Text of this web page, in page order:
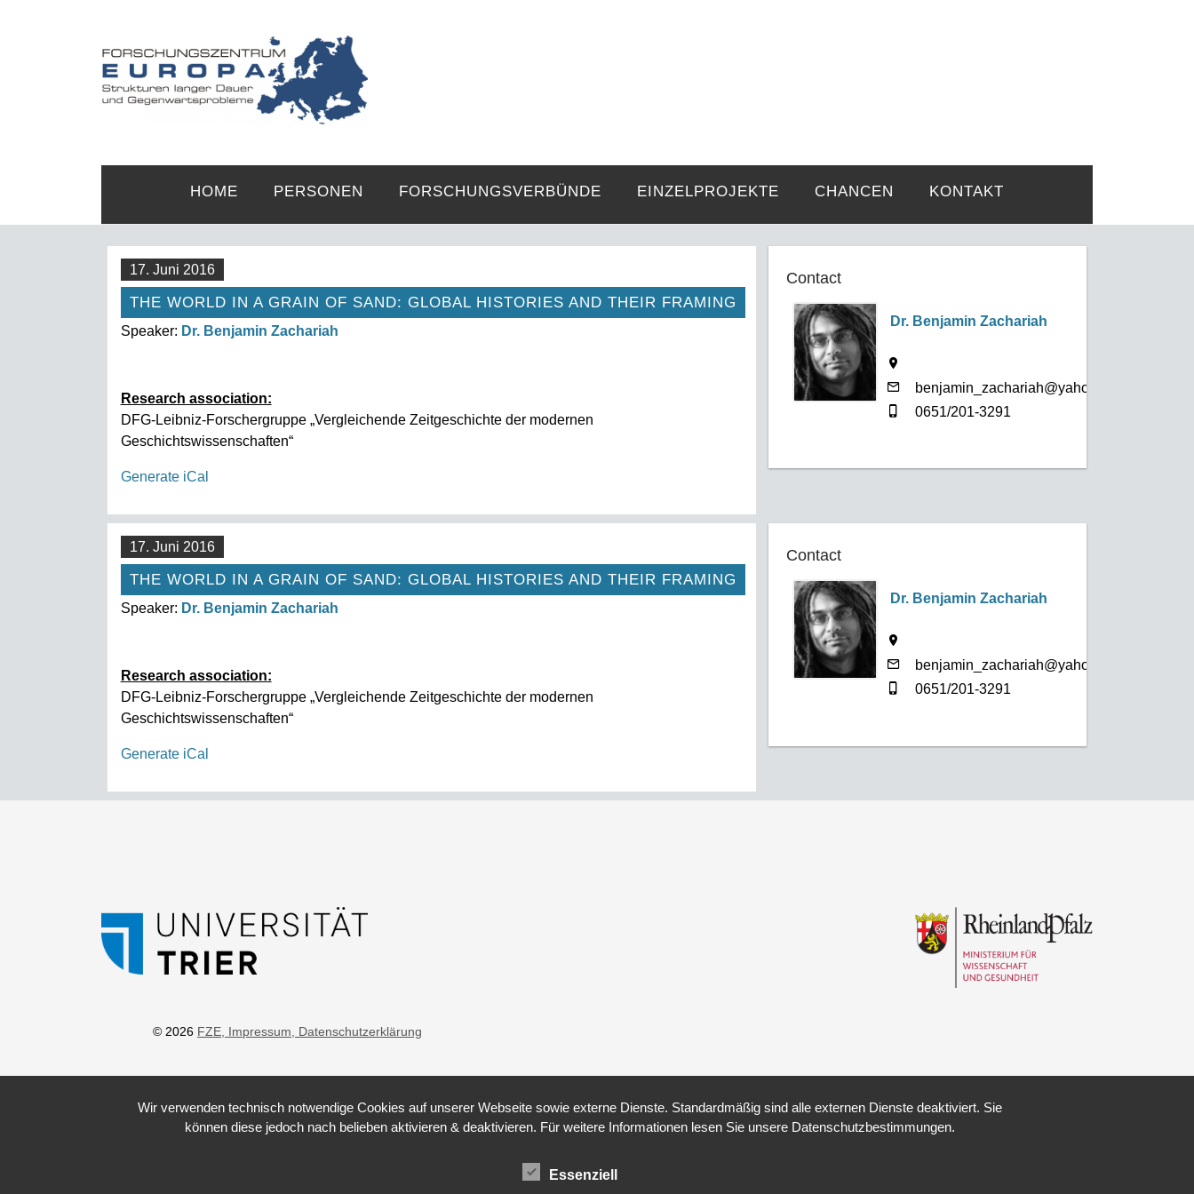
HOME PERSONEN FORSCHUNGSVERBÜNDE EINZELPROJEKTE CHANCEN KONTAKT
17. Juni 2016
THE WORLD IN A GRAIN OF SAND: GLOBAL HISTORIES AND THEIR FRAMING
Speaker: Dr. Benjamin Zachariah
Research association:
DFG-Leibniz-Forschergruppe „Vergleichende Zeitgeschichte der modernen
Geschichtswissenschaften“
Generate iCal
Contact
Dr. Benjamin Zachariah
benjamin_zachariah@yahoo.co.uk
0651/201-3291
17. Juni 2016
THE WORLD IN A GRAIN OF SAND: GLOBAL HISTORIES AND THEIR FRAMING
Speaker: Dr. Benjamin Zachariah
Research association:
DFG-Leibniz-Forschergruppe „Vergleichende Zeitgeschichte der modernen
Geschichtswissenschaften“
Generate iCal
Contact
Dr. Benjamin Zachariah
benjamin_zachariah@yahoo.co.uk
0651/201-3291
© 2026 FZE, Impressum, Datenschutzerklärung
Wir verwenden technisch notwendige Cookies auf unserer Webseite sowie externe Dienste. Standardmäßig sind alle externen Dienste deaktiviert. Sie
können diese jedoch nach belieben aktivieren & deaktivieren. Für weitere Informationen lesen Sie unsere Datenschutzbestimmungen.
Essenziell